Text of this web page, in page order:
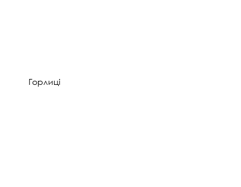
Горлиці